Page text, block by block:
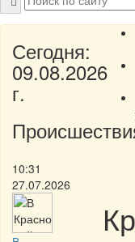
Сегодня:
09.08.2026
г.
10:31
27.07.2026